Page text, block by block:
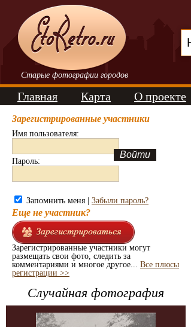
Старые фотографии городов
Главная Карта О проекте
Зарегистрированные участники
Имя пользователя:
Пароль:
Запомнить меня | Забыли пароль?
Еще не участник?
Зарегистрированные участники могут
размещать свои фото, следить за
комментариями и многое другое... Все плюсы
регистрации >>
Случайная фотография